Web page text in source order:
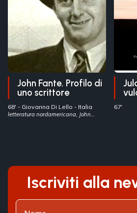
John Fante. Profilo di
uno scrittore
68' - Giovanna Di Lello - Italia
letteratura nordamericana, John
67'
Iscriviti alla